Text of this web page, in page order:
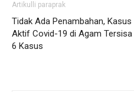
Artikulli paraprak
Tidak Ada Penambahan, Kasus
Aktif Covid-19 di Agam Tersisa
6 Kasus